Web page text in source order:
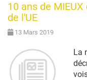
10 ans de
de l'UE
13 Mars 2019
La